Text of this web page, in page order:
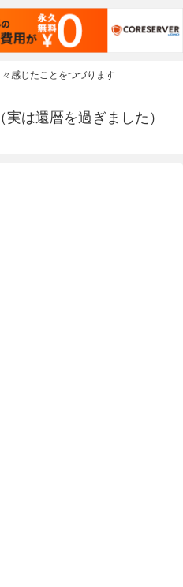
感じたことをつづります
は還暦を過ぎました）